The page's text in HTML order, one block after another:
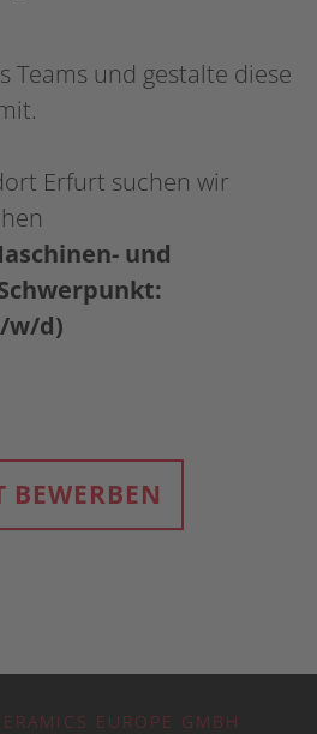
Teams und gestalte diese
Erfurt suchen wir
und
w/d)
BEWERBEN
EUROPE GMBH